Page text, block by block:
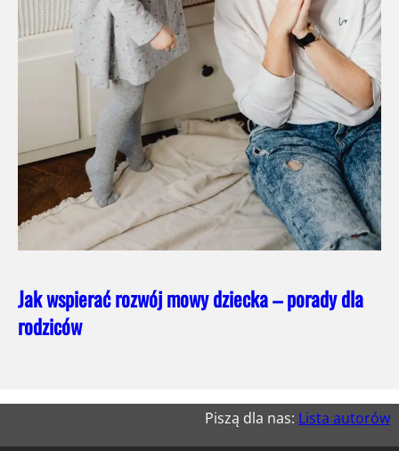
Jak wspierać rozwój mowy dziecka – porady dla
rodziców
Piszą dla nas: Lista autorów